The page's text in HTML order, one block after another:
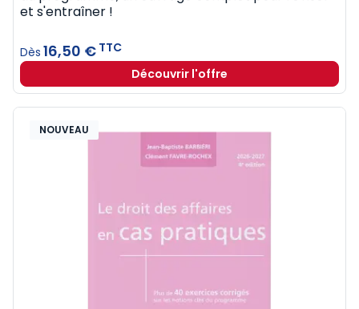
et s'entraîner !
Dès 16,50 € TTC
Découvrir l'offre
NOUVEAU